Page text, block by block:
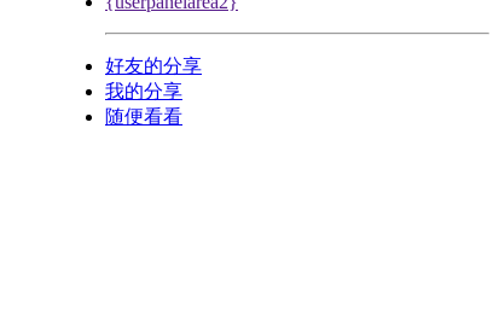
好友的分享
我的分享
随便看看